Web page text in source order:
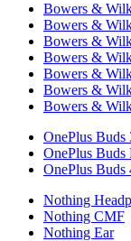
Bowers &
Bowers &
Bowers &
Bowers &
Bowers &
Bowers &
Bowers &
OnePlus Buds
OnePlus Buds
OnePlus Buds
Nothing
Nothing CMF
Nothing Ear